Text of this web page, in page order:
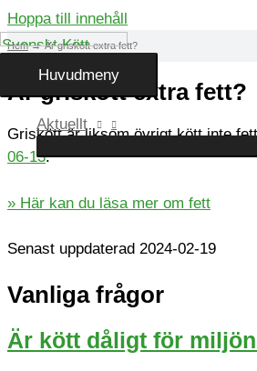
Hoppa till innehåll
Huvudmeny
Aktuellt
Hem Är griskött extra fett?
Är griskött extra fett?
Griskött är liksom övrigt kött inte
06-13.
» Här kan du läsa mer om fett
Senast uppdaterad 2024-02-19
Vanliga frågor
Är kött dåligt för